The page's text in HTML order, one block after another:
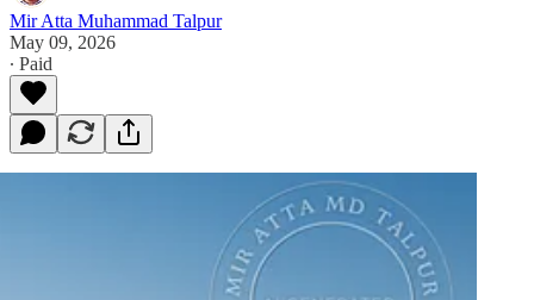
Mir Atta Muhammad Talpur
May 09, 2026
∙ Paid